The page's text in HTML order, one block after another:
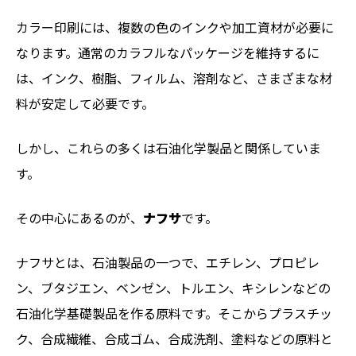
カラー印刷には、複数の色のインクや加工資材が必要に
なります。通常のカラフルなパッケージを維持するに
は、インク、樹脂、フィルム、溶剤など、さまざまな材
料が安定して必要です。
しかし、これらの多くは石油化学製品と関係していま
す。
その中心にあるのが、 ナフサです。
ナフサとは、石油製品の一つで、エチレン、プロピレ
ン、ブタジエン、ベンゼン、トルエン、キシレンなどの
石油化学基礎製品を作る原料です。そこからプラスチッ
ク、合成繊維、合成ゴム、合成洗剤、塗料などの原料と